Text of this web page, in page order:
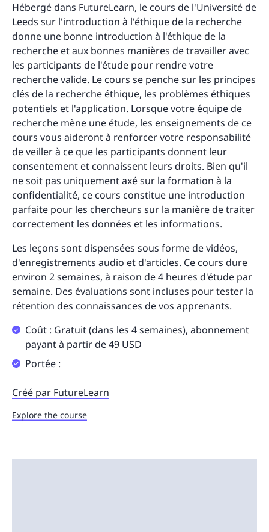
Hébergé dans FutureLearn, le cours de l'Université de
Leeds sur l'introduction à l'éthique de la recherche
donne une bonne introduction à l'éthique de la
recherche et aux bonnes manières de travailler avec
les participants de l'étude pour rendre votre
recherche valide. Le cours se penche sur les principes
clés de la recherche éthique, les problèmes éthiques
potentiels et l'application. Lorsque votre équipe de
recherche mène une étude, les enseignements de ce
cours vous aideront à renforcer votre responsabilité
de veiller à ce que les participants donnent leur
consentement et connaissent leurs droits. Bien qu'il
ne soit pas uniquement axé sur la formation à la
confidentialité, ce cours constitue une introduction
parfaite pour les chercheurs sur la manière de traiter
correctement les données et les informations.
Les leçons sont dispensées sous forme de vidéos,
d'enregistrements audio et d'articles. Ce cours dure
environ 2 semaines, à raison de 4 heures d'étude par
semaine. Des évaluations sont incluses pour tester la
rétention des connaissances de vos apprenants.
Coût : Gratuit (dans les 4 semaines), abonnement
payant à partir de 49 USD
Portée :
Créé par FutureLearn
Explore the course